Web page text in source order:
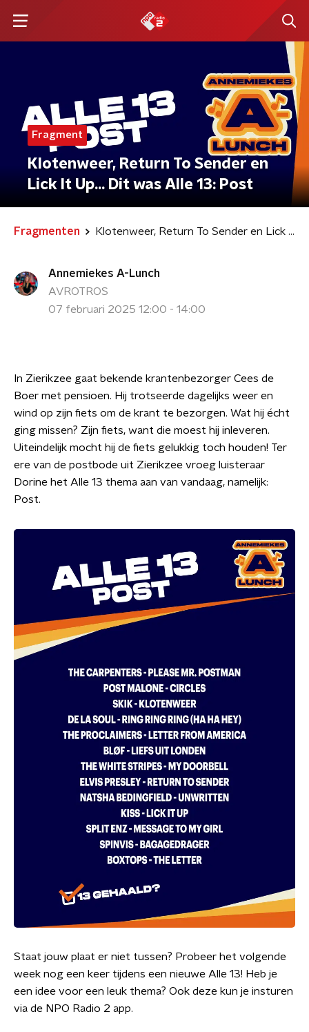
Fragment
Klotenweer, Return To Sender en
Lick It Up... Dit was Alle 13: Post
Fragmenten Klotenweer, Return To Sender en Lick It Up... Dit was Alle 13: Post
Annemiekes A-Lunch
AVROTROS
07 februari 2025 12:00 - 14:00
In Zierikzee gaat bekende krantenbezorger Cees de
Boer met pensioen. Hij trotseerde dagelijks weer en
wind op zijn fiets om de krant te bezorgen. Wat hij écht
ging missen? Zijn fiets, want die moest hij inleveren.
Uiteindelijk mocht hij de fiets gelukkig toch houden! Ter
ere van de postbode uit Zierikzee vroeg luisteraar
Dorine het Alle 13 thema aan van vandaag, namelijk:
Post.
Staat jouw plaat er niet tussen? Probeer het volgende
week nog een keer tijdens een nieuwe Alle 13! Heb je
een idee voor een leuk thema? Ook deze kun je insturen
via de NPO Radio 2 app.